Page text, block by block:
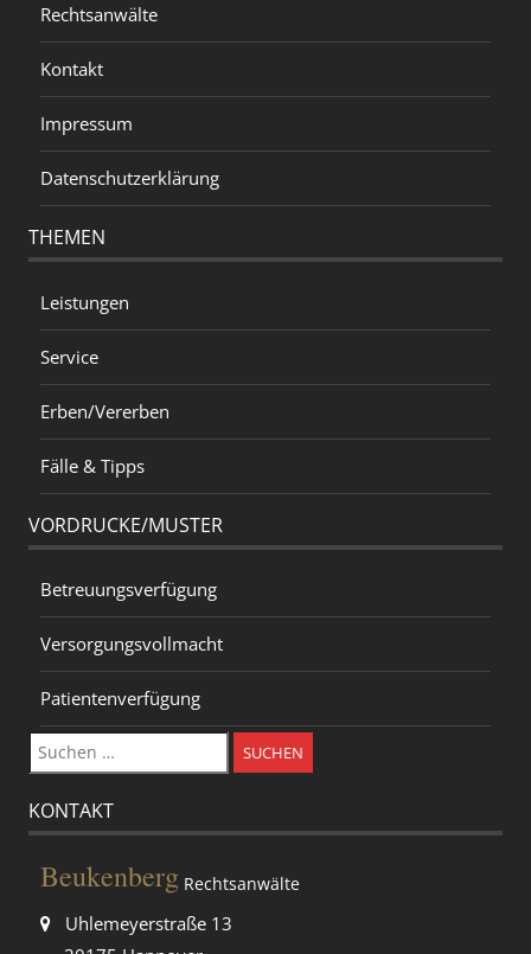
Rechtsanwälte
Kontakt
Impressum
Datenschutzerklärung
THEMEN
Leistungen
Service
Erben/Vererben
Fälle & Tipps
VORDRUCKE/MUSTER
Betreuungsverfügung
Versorgungsvollmacht
Patientenverfügung
Suchen
nach:
KONTAKT
Beukenberg Rechtsanwälte
Uhlemeyerstraße 13